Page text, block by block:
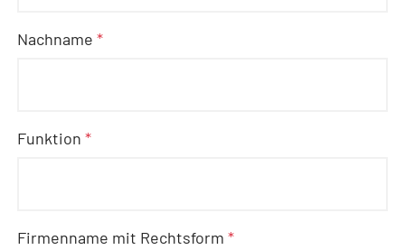
Nachname*
Funktion*
Firmenname mit Rechtsform*